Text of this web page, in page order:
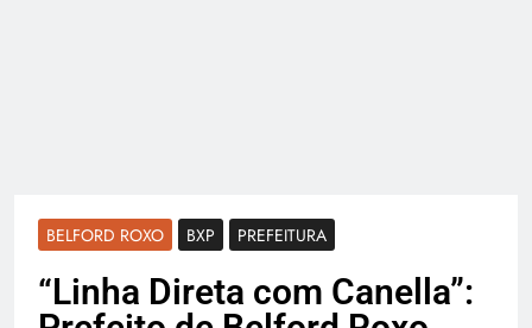
BELFORD ROXO BXP PREFEITURA
“Linha Direta com Canella”: